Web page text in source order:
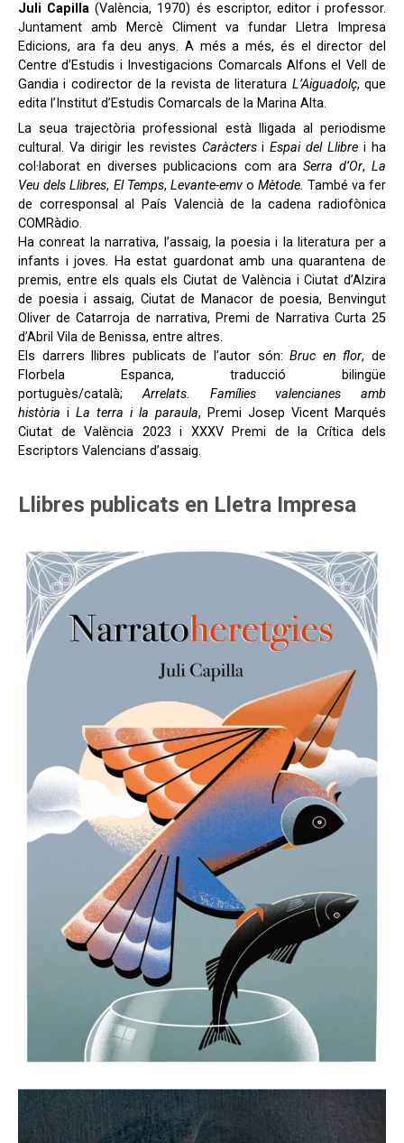
Juli Capilla (València, 1970) és escriptor, editor i professor.
Juntament amb Mercè Climent va fundar Lletra Impresa
Edicions, ara fa deu anys. A més a més, és el director del
Centre d’Estudis i Investigacions Comarcals Alfons el Vell de
Gandia i codirector de la revista de literatura L’Aiguadolç, que
edita l’Institut d’Estudis Comarcals de la Marina Alta.
La seua trajectòria professional està lligada al periodisme
cultural. Va dirigir les revistes CaràctersiEspai del Llibre i ha
col·laborat en diverses publicacions com ara Serra d’Or, La
Veu dels Llibres, El Temps,Levante-emv oMètode. També va fer
de corresponsal al País Valencià de la cadena radiofònica
COMRàdio.
Ha conreat la narrativa, l’assaig, la poesia i la literatura per a
infants i joves. Ha estat guardonat amb una quarantena de
premis, entre els quals els Ciutat de València i Ciutat d’Alzira
de poesia i assaig, Ciutat de Manacor de poesia, Benvingut
Oliver de Catarroja de narrativa, Premi de Narrativa Curta 25
d’Abril Vila de Benissa, entre altres.
Els darrers llibres publicats de l’autor són:Bruc en flor, de
Florbela Espanca, traducció bilingüe
portuguès/català;Arrelats. Famílies valencianes amb
història i La terra i la paraula, Premi Josep Vicent Marqués
Ciutat de València 2023 i XXXV Premi de la Crítica dels
Escriptors Valencians d’assaig.
Llibres publicats en Lletra Impresa